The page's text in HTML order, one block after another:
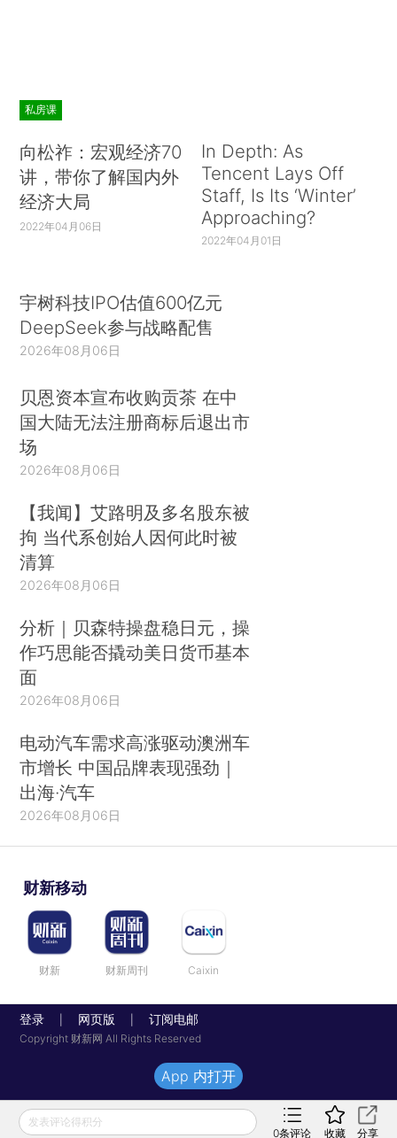
私房课
向松祚：宏观经济70
讲，带你了解国内外
经济大局
2022年04月06日
In Depth: As
Tencent Lays Off
Staff, Is Its ‘Winter’
Approaching?
2022年04月01日
宇树科技IPO估值600亿元
DeepSeek参与战略配售
2026年08月06日
贝恩资本宣布收购贡茶 在中
国大陆无法注册商标后退出市
场
2026年08月06日
【我闻】艾路明及多名股东被
拘 当代系创始人因何此时被
清算
2026年08月06日
分析｜贝森特操盘稳日元，操
作巧思能否撬动美日货币基本
面
2026年08月06日
电动汽车需求高涨驱动澳洲车
市增长 中国品牌表现强劲｜
出海·汽车
2026年08月06日
财新移动
财新 财新周刊 Caixin
登录 网页版 订阅电邮
Copyright 财新网 All Rights Reserved
发表评论得积分
0条评论 收藏 分享
App 内打开